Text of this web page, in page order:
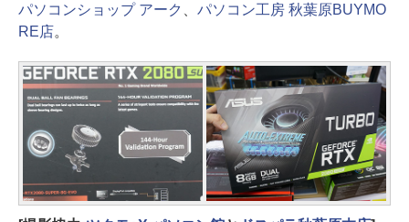
パソコンショップ アーク
パソコン工房 秋葉原BUYMO
RE店。